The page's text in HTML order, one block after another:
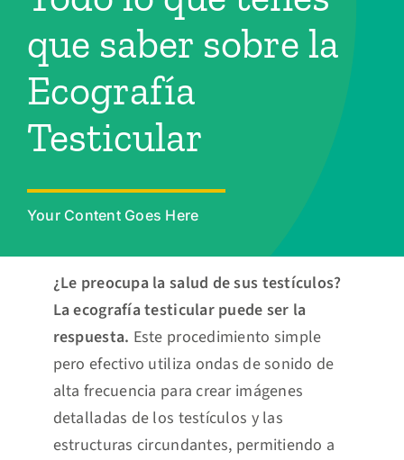
que saber sobre la
Ecografía
Testicular
Your Content Goes Here
¿Le preocupa la salud de sus testículos?
La ecografía testicular puede ser la
respuesta. Este procedimiento simple
pero efectivo utiliza ondas de sonido de
alta frecuencia para crear imágenes
detalladas de los testículos y las
estructuras circundantes, permitiendo a